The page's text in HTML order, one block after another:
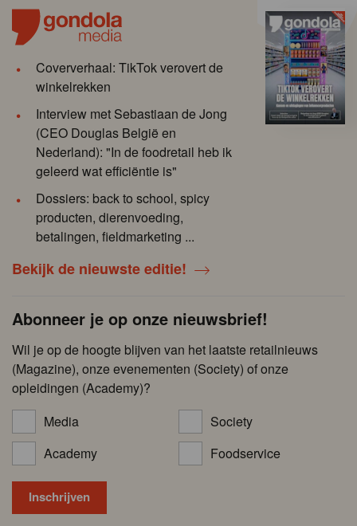
Coververhaal: TikTok verovert de
winkelrekken
Interview met Sebastiaan de Jong
(CEO Douglas België en
Nederland): "In de foodretail heb ik
geleerd wat efficiëntie is"
Dossiers: back to school, spicy
producten, dierenvoeding,
betalingen, fieldmarketing ...
Bekijk de nieuwste editie!
Abonneer je op onze nieuwsbrief!
Wil je op de hoogte blijven van het laatste retailnieuws
(Magazine), onze evenementen (Society) of onze
opleidingen (Academy)?
Media
Society
Academy
Foodservice